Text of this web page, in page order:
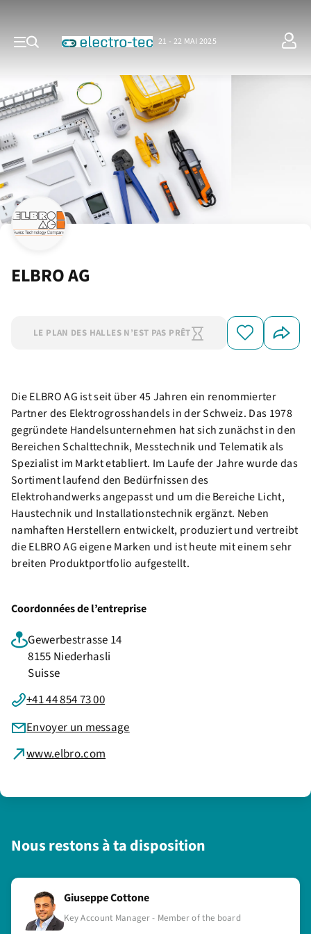
21 - 22 MAI 2025
ELBRO AG
LE PLAN DES HALLES N’EST PAS PRÊT
Die ELBRO AG ist seit über 45 Jahren ein renommierter
Partner des Elektrogrosshandels in der Schweiz. Das 1978
gegründete Handelsunternehmen hat sich zunächst in den
Bereichen Schalttechnik, Messtechnik und Telematik als
Spezialist im Markt etabliert. Im Laufe der Jahre wurde das
Sortiment laufend den Bedürfnissen des
Elektrohandwerks angepasst und um die Bereiche Licht,
Haustechnik und Installationstechnik ergänzt. Neben
namhaften Herstellern entwickelt, produziert und vertreibt
die ELBRO AG eigene Marken und ist heute mit einem sehr
breiten Produktportfolio aufgestellt.
Coordonnées de l’entreprise
Gewerbestrasse 14
8155 Niederhasli
Suisse
+41 44 854 73 00
Envoyer un message
www.elbro.com
Nous restons à ta disposition
Giuseppe Cottone
Key Account Manager - Member of the board